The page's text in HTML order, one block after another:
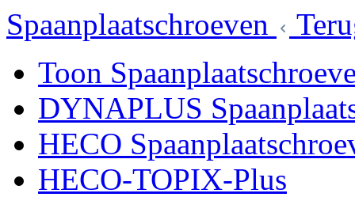
Spaanplaatschroeven
Toon
DYNAPLUS
HECO
HECO-TOPIX-Plus